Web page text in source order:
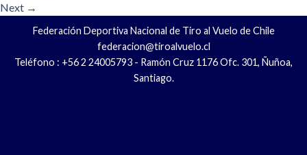
Next →
Federación Deportiva Nacional de Tiro al Vuelo de Chile
federacion@tiroalvuelo.cl
Teléfono : +56 2 24005793 - Ramón Cruz 1176 Ofc. 301, Ñuñoa,
Santiago.